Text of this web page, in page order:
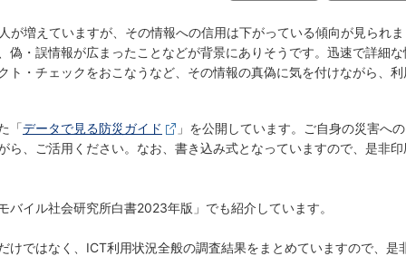
が増えていますが、その情報への信用は下がっている傾向が見られま
偽・誤情報が広まったことなどが背景にありそうです。迅速で詳細な
ト・チェックをおこなうなど、その情報の真偽に気を付けながら、利
「データで見る防災ガイド
」を公開しています。ご自身の災害への
ら、ご活用ください。なお、書き込み式となっていますので、是非印
バイル社会研究所白書2023年版」でも紹介しています。
けではなく、ICT利用状況全般の調査結果をまとめていますので、是